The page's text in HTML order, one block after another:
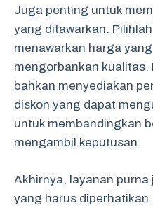
Juga penting untuk
yang ditawarkan.
menawarkan harga
mengorbankan
bahkan menyediakan
diskon yang dapat
untuk membandingkan
mengambil keputusan.
Akhirnya, layanan
yang harus